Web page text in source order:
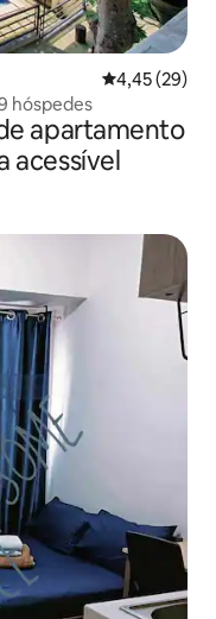
4,45 de uma
4,45 (29)
hóspedes
apartamento
acessível